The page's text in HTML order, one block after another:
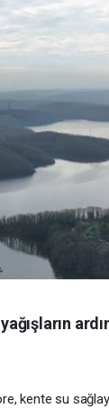
kente su